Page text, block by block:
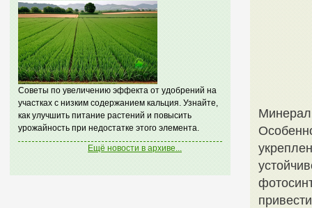
Советы по увеличению эффекта от удобрений на
участках с низким содержанием кальция. Узнайте,
как улучшить питание растений и повысить
урожайность при недостатке этого элемента.
Ещё новости в архиве...